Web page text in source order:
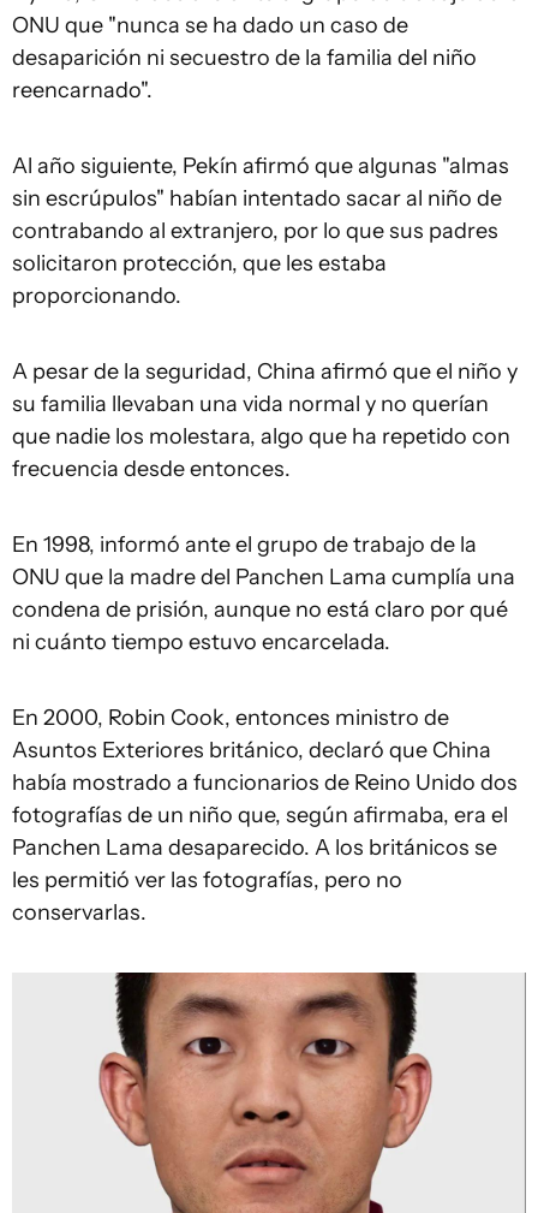
ONU que "nunca se ha dado un caso de
desaparición ni secuestro de la familia del niño
reencarnado".
Al año siguiente, Pekín afirmó que algunas "almas
sin escrúpulos" habían intentado sacar al niño de
contrabando al extranjero, por lo que sus padres
solicitaron protección, que les estaba
proporcionando.
A pesar de la seguridad, China afirmó que el niño y
su familia llevaban una vida normal y no querían
que nadie los molestara, algo que ha repetido con
frecuencia desde entonces.
En 1998, informó ante el grupo de trabajo de la
ONU que la madre del Panchen Lama cumplía una
condena de prisión, aunque no está claro por qué
ni cuánto tiempo estuvo encarcelada.
En 2000, Robin Cook, entonces ministro de
Asuntos Exteriores británico, declaró que China
había mostrado a funcionarios de Reino Unido dos
fotografías de un niño que, según afirmaba, era el
Panchen Lama desaparecido. A los británicos se
les permitió ver las fotografías, pero no
conservarlas.